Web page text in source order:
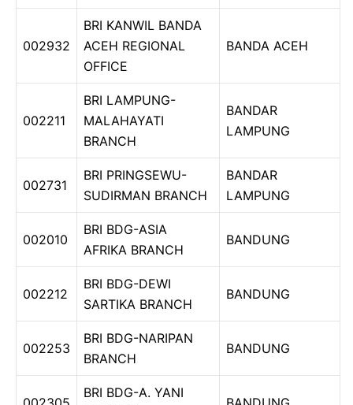
002932
BRI KANWIL BANDA
ACEH REGIONAL
OFFICE
BANDA ACEH
002211
BRI LAMPUNG-
MALAHAYATI
BRANCH
BANDAR
LAMPUNG
002731
BRI PRINGSEWU-
SUDIRMAN BRANCH
BANDAR
LAMPUNG
002010
BRI BDG-ASIA
AFRIKA BRANCH
BANDUNG
002212
BRI BDG-DEWI
SARTIKA BRANCH
BANDUNG
002253
BRI BDG-NARIPAN
BRANCH
BANDUNG
BRI BDG-A. YANI